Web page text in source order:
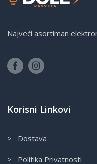
Najveći asortiman
Korisni Linkovi
> Dostava
> Politika Privatnosti